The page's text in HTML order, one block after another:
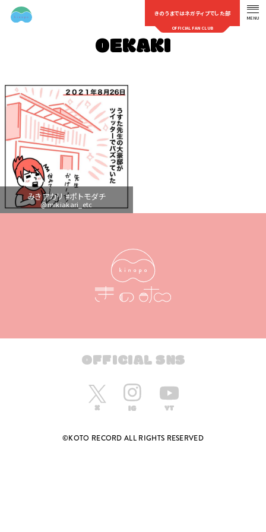
きのうまではネガティブでした部
OFFICIAL FAN CLUB
MENU
OEKAKI
みきアカリ #ポトモダチ
@mikiakari_etc
OFFICIAL SNS
©KOTO RECORD ALL RIGHTS RESERVED